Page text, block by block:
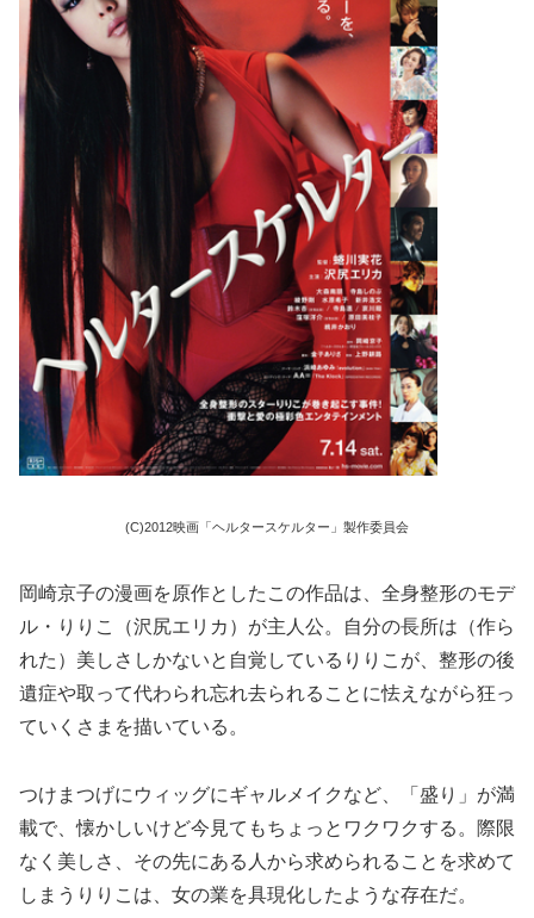
(C)2012映画「ヘルタースケルター」製作委員会
岡崎京子の漫画を原作としたこの作品は、全身整形のモデ
ル・りりこ（沢尻エリカ）が主人公。自分の長所は（作ら
れた）美しさしかないと自覚しているりりこが、整形の後
遺症や取って代わられ忘れ去られることに怯えながら狂っ
ていくさまを描いている。
つけまつげにウィッグにギャルメイクなど、「盛り」が満
載で、懐かしいけど今見てもちょっとワクワクする。際限
なく美しさ、その先にある人から求められることを求めて
しまうりりこは、女の業を具現化したような存在だ。